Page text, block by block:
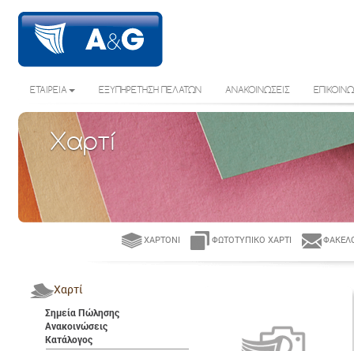
ΕΤΑΙΡΕΙΑ ΕΞΥΠΗΡΕΤΗΣΗ ΠΕΛΑΤΩΝ ΑΝΑΚΟΙΝΩΣΕΙΣ
Χαρτί
ΧΑΡΤΌΝΙ ΦΩΤΟΤΥΠΙΚΌ ΧΑΡΤΊ
Χαρτί
Σημεία Πώλησης
Ανακοινώσεις
Κατάλογος